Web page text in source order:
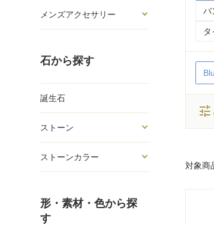
メンズアクセサリー
石から探す
誕生石
ストーン
ストーンカラー
形・素材・色から探
す
バ
タ
tune